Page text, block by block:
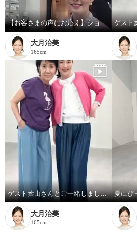
【お客さまの声にお応え】ショップチャンネル スタジオツアーby大月キャスト
大月治美
165cm
ゲスト葉山さんとご一緒しました！
大月治美
165cm